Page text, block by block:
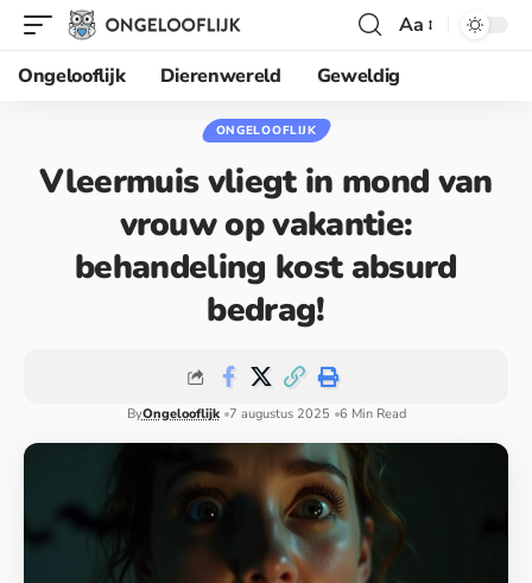
Aa
Ongelooflijk
Dierenwereld Geweldig
ONGELOOFLIJK
Vleermuis vliegt in mond van
vrouw op vakantie:
behandeling kost absurd
bedrag!
ByOngelooflijk 7 augustus 2025 6 Min Read